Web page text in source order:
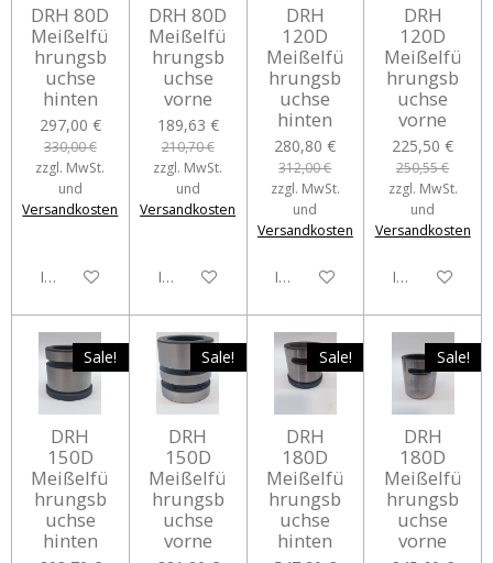
DRH 80D
Meißelfü
hrungsb
uchse
hinten
297,00 €
330,00 €
zzgl. MwSt.
und
Versandkosten
In den Warenkorb
DRH 80D
Meißelfü
hrungsb
uchse
vorne
189,63 €
210,70 €
zzgl. MwSt.
und
Versandkosten
In den Warenkorb
DRH
120D
Meißelfü
hrungsb
uchse
hinten
280,80 €
312,00 €
zzgl. MwSt.
und
Versandkosten
In den Warenkorb
DRH
120D
Meißelfü
hrungsb
uchse
vorne
225,50 €
250,55 €
zzgl. MwSt.
und
Versandkosten
In den
Sale!
DRH
150D
Meißelfü
hrungsb
uchse
hinten
Sale!
DRH
150D
Meißelfü
hrungsb
uchse
vorne
Sale!
DRH
180D
Meißelfü
hrungsb
uchse
hinten
Sale!
DRH
180D
Meißelfü
hrungsb
uchse
vorne